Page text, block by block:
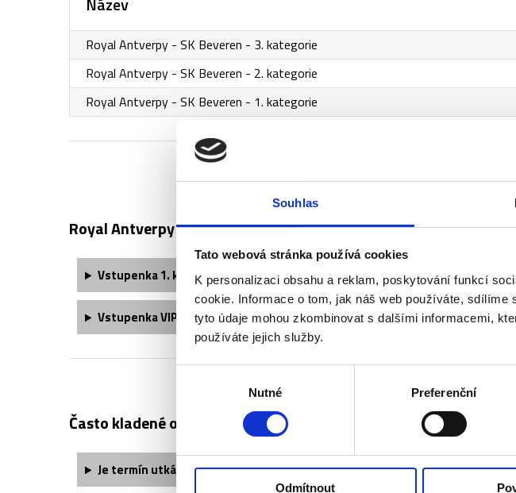
Souhlas
Tato webová stránka používá cookies
K personalizaci obsahu a reklam, poskytování funkcí
cookie. Informace o tom, jak náš web používáte,
tyto údaje mohou zkombinovat s dalšími informacemi,
používáte jejich služby.
Nutné Preferenční
Odmítnout
Royal Antverpy - SK Beveren - 3. kategorie
Royal Antverpy - SK Beveren - 2. kategorie
Royal Antverpy - SK Beveren - 1. kategorie
Royal Antverpy - popis vstupenek ↓
Vstupenka 1. kategorie obsahuje:
Vstupenka VIP Diamond obsahuje:
Často kladené otázky:
Je termín utkání finálně potvrzený?